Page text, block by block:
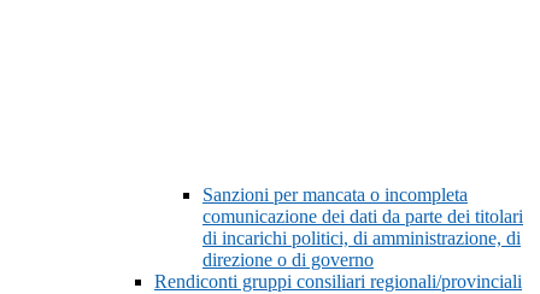
Sanzioni per mancata o incompleta
comunicazione dei dati da parte dei titolari
di incarichi politici, di amministrazione, di
direzione o di governo
Rendiconti gruppi consiliari regionali/provinciali